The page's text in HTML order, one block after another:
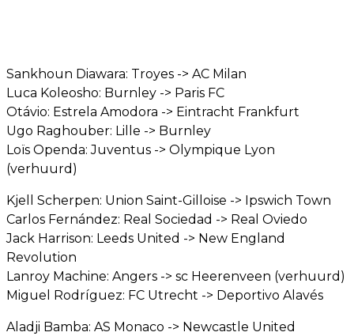
Sankhoun Diawara: Troyes -> AC Milan
Luca Koleosho: Burnley -> Paris FC
Otávio: Estrela Amodora -> Eintracht Frankfurt
Ugo Raghouber: Lille -> Burnley
Loïs Openda: Juventus -> Olympique Lyon
(verhuurd)
Kjell Scherpen: Union Saint-Gilloise -> Ipswich Town
Carlos Fernández: Real Sociedad -> Real Oviedo
Jack Harrison: Leeds United -> New England
Revolution
Lanroy Machine: Angers -> sc Heerenveen (verhuurd)
Miguel Rodríguez: FC Utrecht -> Deportivo Alavés
Aladji Bamba: AS Monaco -> Newcastle United